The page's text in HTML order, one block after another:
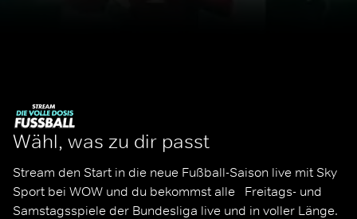
Wähl, was zu dir passt
Stream den Start in die neue Fußball-Saison live mit Sky
Sport bei WOW und du bekommst alle   Freitags- und
Samstagsspiele der Bundesliga live und in voller Länge.